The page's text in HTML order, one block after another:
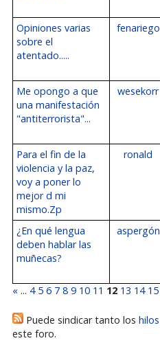
Opiniones varias
sobre el
atentado.....
fenariego
Me opongo a que
una manifestación
"antiterrorista"...
wesekorr
Para el fin de la
violencia y la paz,
voy a poner lo
mejor d mi
mismo.Zp
ronald
¿En qué lengua
deben hablar las
muñecas?
aspergón
« ... 4 5 6 7 8 9 10 11 12 13 14 15
Puede sindicar tanto los hilos
este foro.